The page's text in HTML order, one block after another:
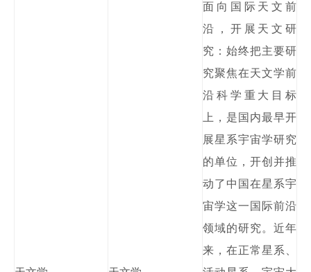
面向国际天文前
沿，开展天文研
究：始终把主要研
究聚焦在天文学前
沿科学重大目标
上，是国内最早开
展星系宇宙学研究
的单位，开创并推
动了中国在星系宇
宙学这一国际前沿
领域的研究。近年
来，在正常星系、